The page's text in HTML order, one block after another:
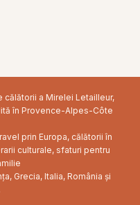
a Mirelei Letailleur,
în Provence-Alpes-Côte
prin Europa, călătorii în
culturale, sfaturi pentru
Grecia, Italia, România și